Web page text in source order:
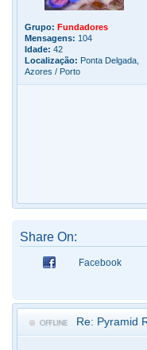
Grupo: Fundadores
Mensagens: 104
Idade: 42
Localização: Ponta Delgada,
Azores / Porto
Share On:
Facebook
Re: Pyramid